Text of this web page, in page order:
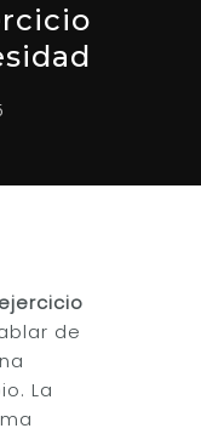
de
La